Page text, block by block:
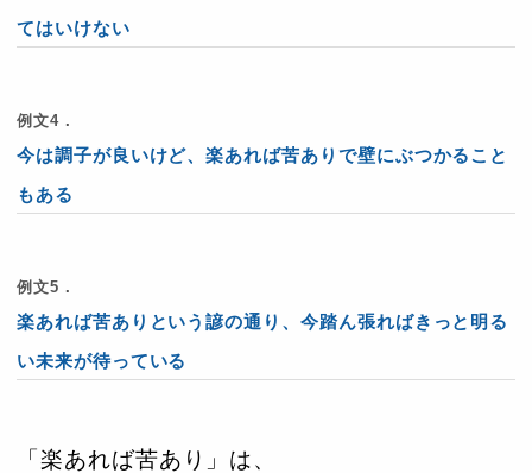
てはいけない
例文4．
今は調子が良いけど、楽あれば苦ありで壁にぶつかること
もある
例文5．
楽あれば苦ありという諺の通り、今踏ん張ればきっと明る
い未来が待っている
「楽あれば苦あり」は、